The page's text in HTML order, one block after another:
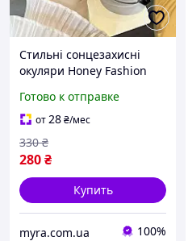
Стильні сонцезахисні
окуляри Honey Fashion
(4-141)
Готово к отправке
от28₴/мес
280₴
330 ₴
Купить
myra.com.ua 100%